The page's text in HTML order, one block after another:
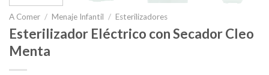
A Comer / Menaje Infantil / Esterilizadores
Esterilizador Eléctrico con Secador Cleo
Menta